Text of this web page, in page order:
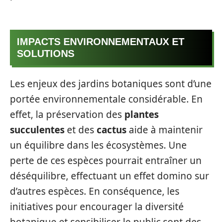
IMPACTS ENVIRONNEMENTAUX ET
SOLUTIONS
Les enjeux des jardins botaniques sont d’une
portée environnementale considérable. En
effet, la préservation des plantes
succulentes et descactus aide à maintenir
un équilibre dans les écosystèmes. Une
perte de ces espèces pourrait entraîner un
déséquilibre, effectuant un effet domino sur
d’autres espèces. En conséquence, les
initiatives pour encourager la diversité